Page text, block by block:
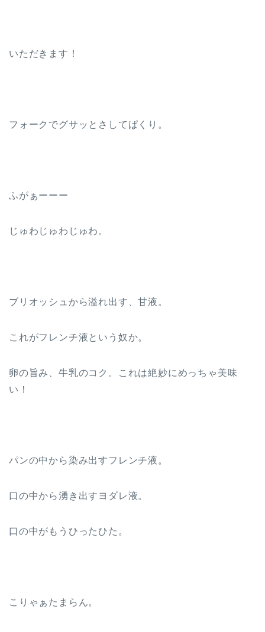
いただきます！
フォークでグサッとさしてぱくり。
ふがぁーーー
じゅわじゅわじゅわ。
ブリオッシュから溢れ出す、甘液。
これがフレンチ液という奴か。
卵の旨み、牛乳のコク。これは絶妙にめっちゃ美味
い！
パンの中から染み出すフレンチ液。
口の中から湧き出すヨダレ液。
口の中がもうひったひた。
こりゃぁたまらん。